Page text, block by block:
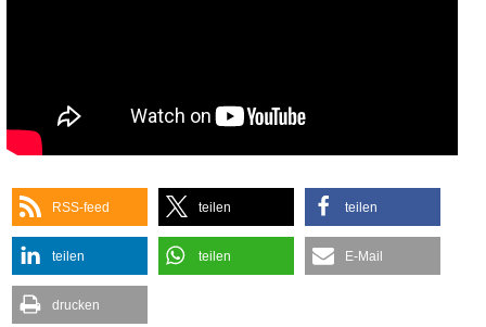
RSS-feed teilen teilen
teilen teilen E-Mail
drucken